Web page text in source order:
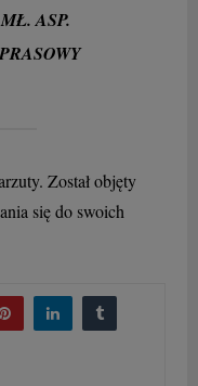
ASP.
Został objęty
się do swoich